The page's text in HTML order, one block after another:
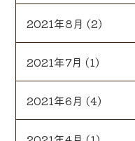
2021年8月 (2)
2021年7月 (1)
2021年6月 (4)